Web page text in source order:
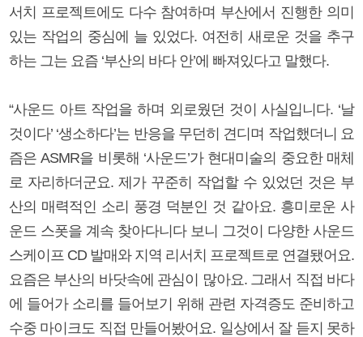
서치 프로젝트에도 다수 참여하며 부산에서 진행한 의미
있는 작업의 중심에 늘 있었다. 여전히 새로운 것을 추구
하는 그는 요즘 ‘부산의 바다 안’에 빠져있다고 말했다.
“사운드 아트 작업을 하며 외로웠던 것이 사실입니다. ‘날
것이다’ ‘생소하다’는 반응을 무던히 견디며 작업했더니 요
즘은 ASMR을 비롯해 ‘사운드’가 현대미술의 중요한 매체
로 자리하더군요. 제가 꾸준히 작업할 수 있었던 것은 부
산의 매력적인 소리 풍경 덕분인 것 같아요. 흥미로운 사
운드 스폿을 계속 찾아다니다 보니 그것이 다양한 사운드
스케이프 CD 발매와 지역 리서치 프로젝트로 연결됐어요.
요즘은 부산의 바닷속에 관심이 많아요. 그래서 직접 바다
에 들어가 소리를 들어보기 위해 관련 자격증도 준비하고
수중 마이크도 직접 만들어봤어요. 일상에서 잘 듣지 못하